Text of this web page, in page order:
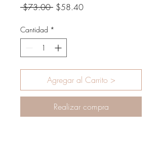
$73.00 Precio
$58.40Precio
Cantidad *
Agregar al Carrito >
Realizar compra